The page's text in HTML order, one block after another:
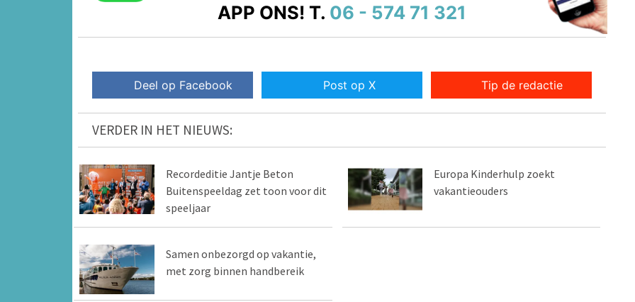
APP ONS! T. 06 - 574 71 321
Deel op Facebook Post op X Tip de redactie
VERDER IN HET NIEUWS:
Recordeditie Jantje Beton
Buitenspeeldag zet toon voor dit
speeljaar
Europa Kinderhulp zoekt
vakantieouders
Samen onbezorgd op vakantie,
met zorg binnen handbereik